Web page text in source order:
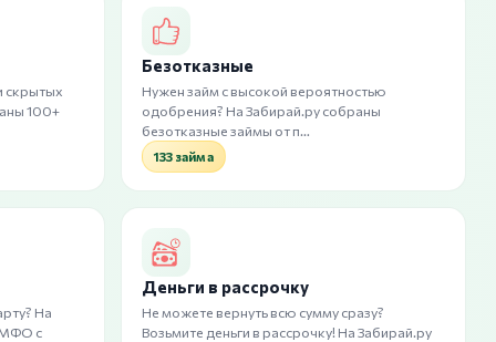
скрытых
100+
Безотказные
Нужен займ с высокой вероятностью
одобрения? На Забирай.ру собраны
безотказные займы от п…
133 займа
На
МФО с
Деньги в рассрочку
Не можете вернуть всю сумму сразу?
Возьмите деньги в рассрочку! На Забирай.ру